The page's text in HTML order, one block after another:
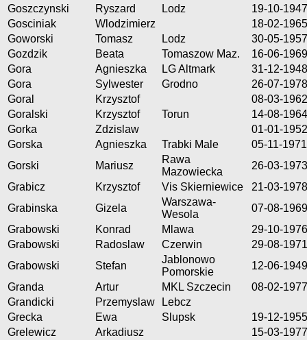
Goszczynski
Ryszard Lodz
19-10-1947
Gosciniak
Wlodzimierz
18-02-1965
Goworski
Tomasz Lodz
30-05-1957
Gozdzik
Beata Tomaszow Maz.
16-06-1969
Gora
Agnieszka LG Altmark
31-12-1948
Gora
Sylwester Grodno
26-07-1978
Goral
Krzysztof
08-03-1962
Goralski
Krzysztof Torun
14-08-1964
Gorka
Zdzislaw
01-01-1952
Gorska
Agnieszka Trabki Male
05-11-1971
Gorski
Mariusz
Rawa
Mazowiecka
26-03-1973
Grabicz
Krzysztof Vis Skierniewice
21-03-1978
Grabinska
Gizela
Warszawa-
Wesola
07-08-1969
Grabowski
Konrad Mlawa
29-10-1976
Grabowski
Radoslaw Czerwin
29-08-1971
Grabowski
Stefan
Jablonowo
Pomorskie
12-06-1949
Granda
Artur MKL Szczecin
08-02-1977
Grandicki
Przemyslaw
Lebcz
Grecka
Ewa Slupsk
19-12-1955
Grelewicz
Arkadiusz
15-03-1977